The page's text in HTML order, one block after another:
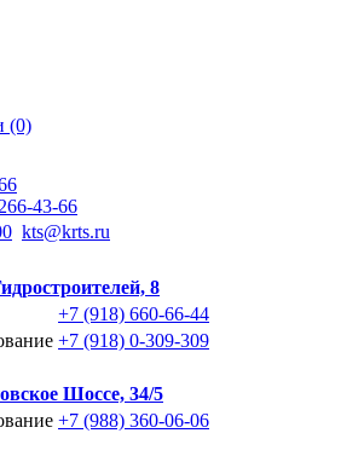
(0)
43-66
kts@krts.ru
8
+7 (918) 660-66-44
+7 (918) 0-309-309
Шоссе, 34/5
+7 (988) 360-06-06